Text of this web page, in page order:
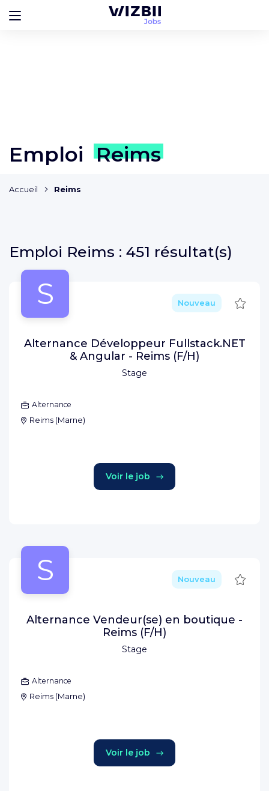
Emploi Reims
Accueil Reims
Emploi Reims : 451 résultat(s)
S
Stage
Nouveau
Alternance Développeur Fullstack.NET
& Angular - Reims (F/H)
Alternance
Reims (Marne)
Voir le job
S
Stage
Nouveau
Alternance Vendeur(se) en boutique -
Reims (F/H)
Alternance
Reims (Marne)
Voir le job